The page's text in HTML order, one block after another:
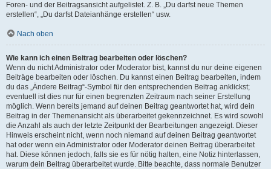
Foren- und der Beitragsansicht aufgelistet. Z. B. „Du darfst neue Themen
erstellen“, „Du darfst Dateianhänge erstellen“ usw.
Nach oben
Wie kann ich einen Beitrag bearbeiten oder löschen?
Wenn du nicht Administrator oder Moderator bist, kannst du nur deine eigenen
Beiträge bearbeiten oder löschen. Du kannst einen Beitrag bearbeiten, indem
du das „Ändere Beitrag“-Symbol für den entsprechenden Beitrag anklickst;
eventuell ist dies nur für einen begrenzten Zeitraum nach seiner Erstellung
möglich. Wenn bereits jemand auf deinen Beitrag geantwortet hat, wird dein
Beitrag in der Themenansicht als überarbeitet gekennzeichnet. Es wird sowohl
die Anzahl als auch der letzte Zeitpunkt der Bearbeitungen angezeigt. Dieser
Hinweis erscheint nicht, wenn noch niemand auf deinen Beitrag geantwortet
hat oder wenn ein Administrator oder Moderator deinen Beitrag überarbeitet
hat. Diese können jedoch, falls sie es für nötig halten, eine Notiz hinterlassen,
warum dein Beitrag überarbeitet wurde. Bitte beachte, dass normale Benutzer